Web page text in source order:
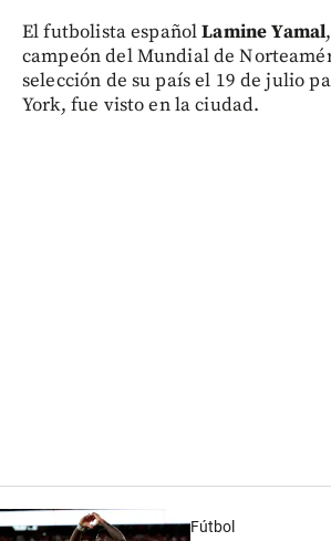
El futbolista españolLamine Yamal
campeón del Mundial de
selección de su país el 19 de julio
York, fue visto en la ciudad.
Fútbol